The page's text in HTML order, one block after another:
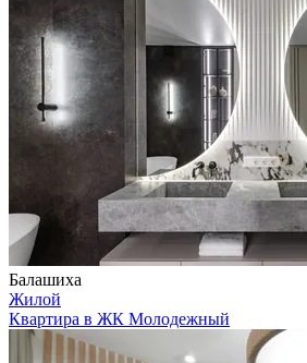
Балашиха
Жилой
Квартира в ЖК Молодежный